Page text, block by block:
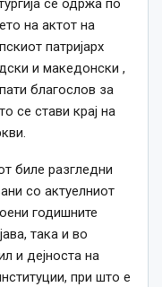
се одржа по
на актот на
патријарх
и македонски ,
благослов за
се стави крај на
биле разгледни
со актуелниот
годишните
така и во
и дејноста на
при што е